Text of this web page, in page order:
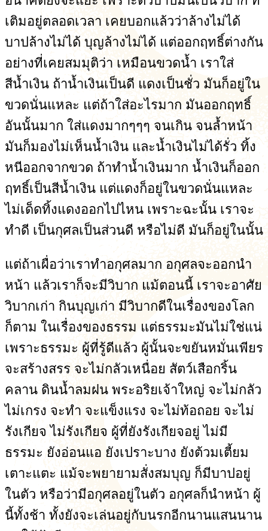
เติมอยู่ตลอดเวลา เคยบอกแล้วว่าล้างไม่ได้
บาปล้างไม่ได้ บุญล้างไม่ได้ แต่ออกฤทธิ์ต่างกัน
อย่างที่เคยสมมุติว่า เหมือนขวดน้ำ เราใส่
สีน้ำเงิน ถ้าน้ำเงินเป็นดี แดงเป็นชั่ว มันก็อยู่ใน
ขวดนั่นแหละ แต่ถ้าใส่อะไรมาก มันออกฤทธิ์
อันนั้นมาก ใส่แดงมากๆๆๆ จนเกิน จนล้ำหน้า
มันก็มองไม่เห็นน้ำเงิน และน้ำเงินไม่ได้รั่ว ทิ้ง
หนีออกจากขวด ถ้าทำน้ำเงินมาก น้ำเงินก็ออก
ฤทธิ์เป็นสีน้ำเงิน แต่แดงก็อยู่ในขวดนั่นแหละ
ไม่เด็ดทิ้งแดงออกไปไหน เพราะฉะนั้น เราจะ
ทำดี เป็นกุศลเป็นส่วนดี หรือไม่ดี มันก็อยู่ในนั้น
แต่ถ้าเผื่อว่าเราทำอกุศลมาก อกุศลจะออกนำ
หน้า แล้วเราก็จะมีวิบาก แม้ตอนนี้ เราจะอาศัย
วิบากเก่า กินบุญเก่า มีวิบากดีในเรื่องของโลก
ก็ตาม ในเรื่องของธรรม แต่ธรรมะมันไม่ใช่แน่
เพราะธรรมะ ผู้ที่รู้ดีแล้ว ผู้นั้นจะขยันหมั่นเพียร
จะสร้างสรร จะไม่กลัวเหนื่อย สัตว์เสือกริ้น
คลาน ดินน้ำลมฝน พระอริยเจ้าใหญ่ จะไม่กลัว
ไม่เกรง จะทำ จะแข็งแรง จะไม่ท้อถอย จะไม่
รังเกียจ ไม่รังเกียจ ผู้ที่ยังรังเกียจอยู่ ไม่มี
ธรรมะ ยังอ่อนแอ ยังเปราะบาง ยังต้วมเตี้ยม
เตาะแตะ แม้จะพยายามสั่งสมบุญ ก็มีบาปอยู่
ในตัว หรือว่ามีอกุศลอยู่ในตัว อกุศลก็นำหน้า ผู้
นี้ทั้งช้า ทั้งยังจะเล่นอยู่กับนรกอีกนานแสนนาน